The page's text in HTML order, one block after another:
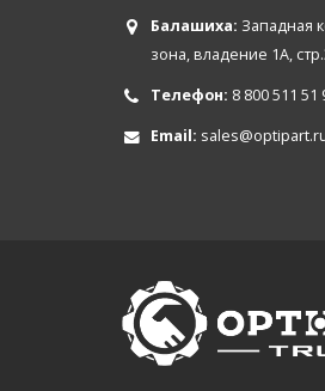
Балашиха: Западная
зона, владение 1А,
Телефон: 8 800 511 51
Email: